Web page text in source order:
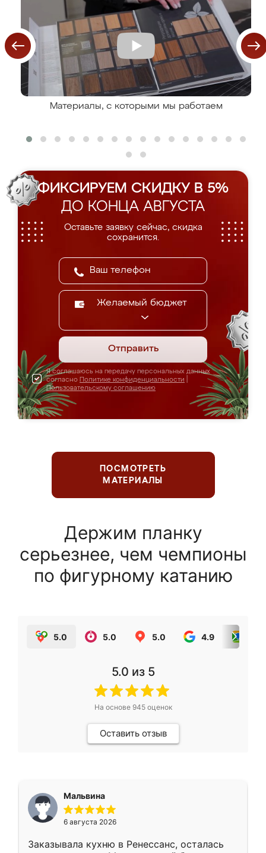
Материалы, с которыми мы работаем
ФИКСИРУЕМ СКИДКУ В 5%
ДО КОНЦА АВГУСТА
Оставьте заявку сейчас, скидка
сохранится.
Желаемый бюджет
Отправить
Я соглашаюсь на передачу персональных данных
согласно Политике конфиденциальности
Пользовательскому соглашению
ПОСМОТРЕТЬ
МАТЕРИАЛЫ
Держим планку
серьезнее, чем чемпионы
по фигурному катанию
5.0 5.0 5.0 4.9
5.0 из 5
На основе 945оценок
Оставить отзыв
Мальвина
6 августа 2026
Заказывала кухню в Ренессанс, осталась